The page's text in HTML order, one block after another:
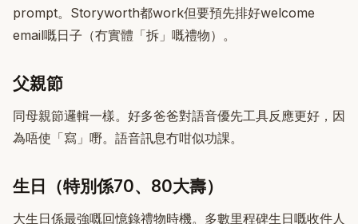
prompt。Storyworth都work但要預先排好welcome
email嘅日子（冇實體「拆」嘅禮物）。
父親節
同母親節邏輯一樣。好多爸爸對語音優先工具反應更好，因
為唔使「寫」嘢。語音訊息冇咁似功課。
生日（特別係70、80大壽）
大生日係最強嘅回憶錄禮物時機。多數里程碑生日嘅收件人